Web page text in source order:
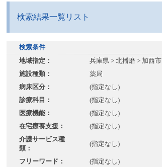
検索結果一覧リスト
検索条件
地域指定：
兵庫県 > 北播磨 > 加西市
施設種類：
薬局
病床区分：
(指定なし)
診療科目：
(指定なし)
医療機能：
(指定なし)
在宅療養支援：
(指定なし)
介護サービス種
類：
(指定なし)
フリーワード：
(指定なし)